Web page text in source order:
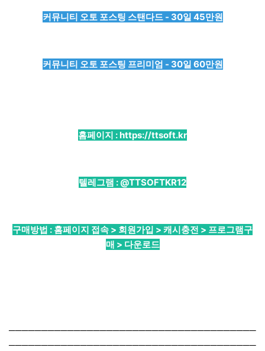
커뮤니티 오토 포스팅 스탠다드 - 30일 45만원
커뮤니티 오토 포스팅 프리미엄 - 30일 60만원
홈페이지 :https://ttsoft.kr
텔레그램 : @TTSOFTKR12
구매방법 : 홈페이지 접속 > 회원가입 > 캐시충전 > 프로그램구
매 > 다운로드
──────────────────────────────────────
──────────────────────────────────────